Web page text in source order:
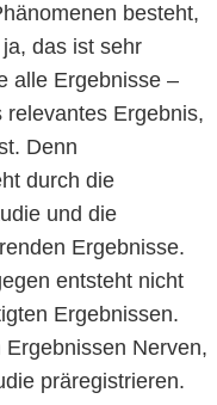
besteht,
das ist sehr
alle Ergebnisse –
Ergebnis,
Denn
durch die
und die
Ergebnisse.
entsteht nicht
Ergebnissen.
Nerven,
präregistrieren.